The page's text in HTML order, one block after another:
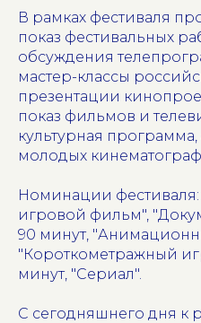
В рамках фестиваля
показ фестивальных
обсуждения
мастер-классы
презентации
показ фильмов и
культурная программа,
молодых
Номинации
игровой фильм",
90 минут,
"Короткометражный
минут, "Сериал".
С сегодняшнего дня к